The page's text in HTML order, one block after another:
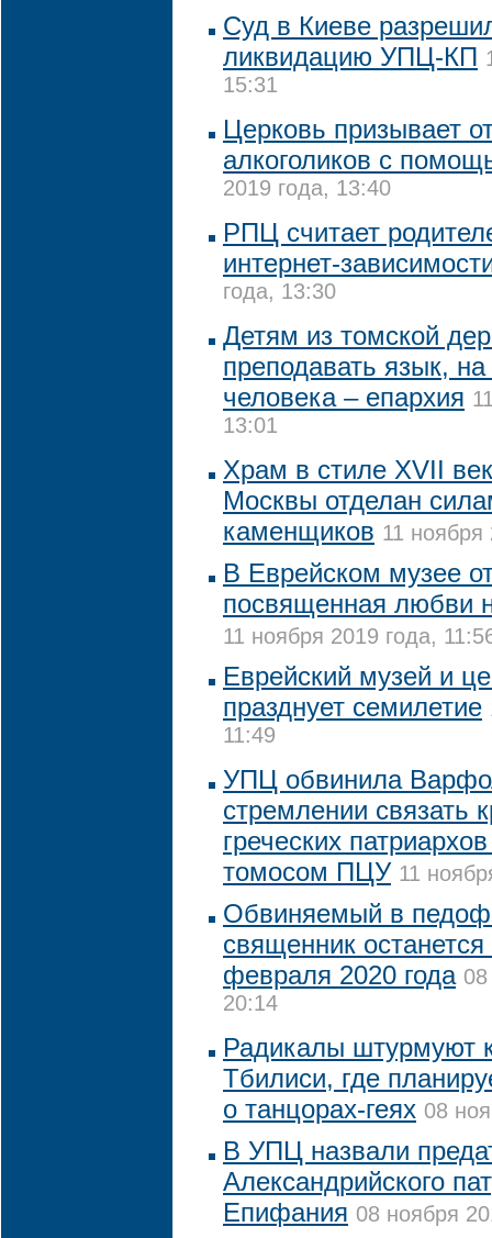
Суд в Киеве
ликвидацию УПЦ-КП
15:31
Церковь призывает
алкоголиков с
2019 года, 13:40
РПЦ считает
интернет-
года, 13:30
Детям из томской
преподавать язык,
человека – епархия
13:01
Храм в стиле XVII
Москвы отделан
каменщиков 11 ноября
В Еврейском музее
посвященная любви
11 ноября 2019 года,
Еврейский музей и
празднует семилетие
11:49
УПЦ обвинила
стремлении связать
греческих
томосом ПЦУ 11
Обвиняемый в
священник
февраля 2020 года
20:14
Радикалы штурмуют
Тбилиси, где
о танцорах-геях 08
В УПЦ назвали
Александрийского
Епифания 08 ноября